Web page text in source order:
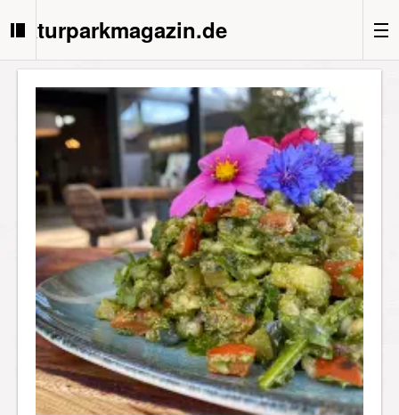
Naturparkmagazin.de